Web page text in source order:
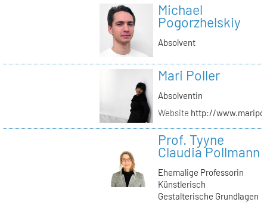
Michael
Pogorzhelskiy
Absolvent
Mari Poller
Absolventin
Website http://
Prof. Tyyne
Claudia Pollmann
Ehemalige Professorin
Künstlerisch
Gestalterische Grundlagen